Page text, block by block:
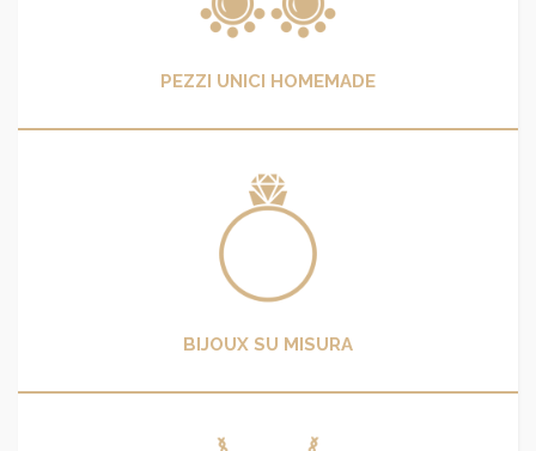
PEZZI UNICI HOMEMADE
BIJOUX SU MISURA